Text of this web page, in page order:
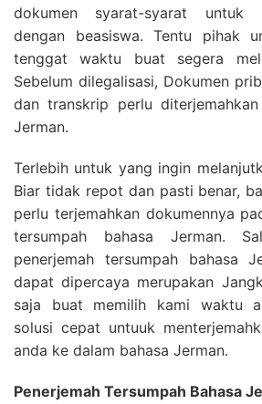
dokumen syarat-syarat untuk
dengan beasiswa. Tentu pihak
tenggat waktu buat segera
Sebelum dilegalisasi, Dokumen
dan transkrip perlu
Jerman.
Terlebih untuk yang ingin
Biar tidak repot dan pasti benar,
perlu terjemahkan dokumennya
tersumpah bahasa Jerman.
penerjemah tersumpah bahasa
dapat dipercaya merupakan
saja buat memilih kami waktu
solusi cepat untuuk
anda ke dalam bahasa Jerman.
Penerjemah Tersumpah Bahasa